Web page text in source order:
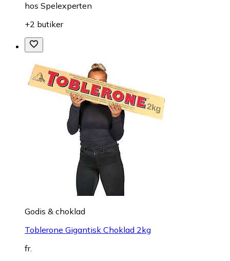
hos Spelexperten
+2 butiker
Godis & choklad
Toblerone Gigantisk Choklad 2kg
fr.